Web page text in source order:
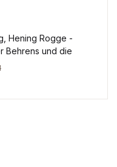
Hening Rogge -
Behrens und die